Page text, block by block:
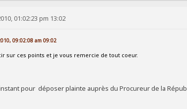
01:02:23 pm 13:02
09:02:08 am 09:02
sur ces points et je vous remercie de tout coeur.
pour déposer plainte auprès du Procureur de la